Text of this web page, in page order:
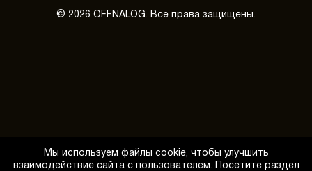
© 2026 OFFNALOG. Все права защищены.
Мы используем файлы cookie, чтобы улучшить
взаимодействие сайта с пользователем. Посетите раздел